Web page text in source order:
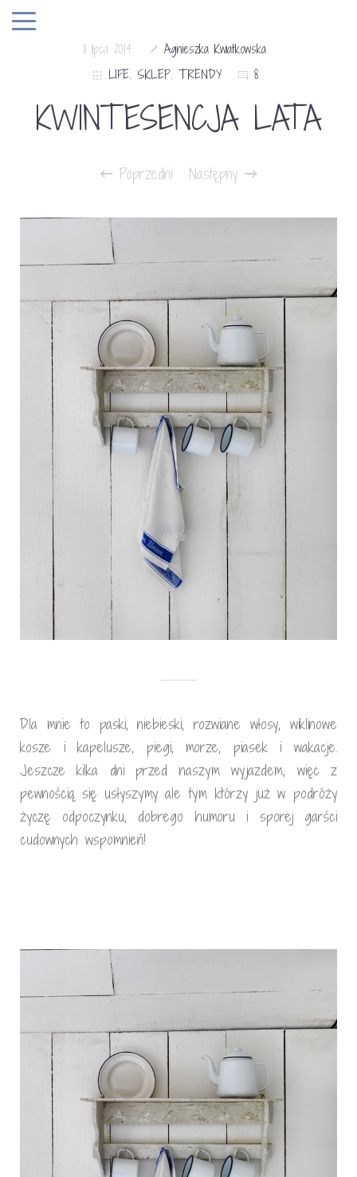
11 lipca 2014
Agnieszka Kwiatkowska
LIFE, SKLEP, TRENDY 8
KWINTESENCJA LATA
Poprzedni Następny
Dla mnie to paski, niebieski, rozwiane włosy, wiklinowe
kosze i kapelusze, piegi, morze, piasek i wakacje.
Jeszcze kilka dni przed naszym wyjazdem, więc z
pewnością się usłyszymy ale tym którzy już w podróży
życzę odpoczynku, dobrego humoru i sporej garści
cudownych wspomnień!